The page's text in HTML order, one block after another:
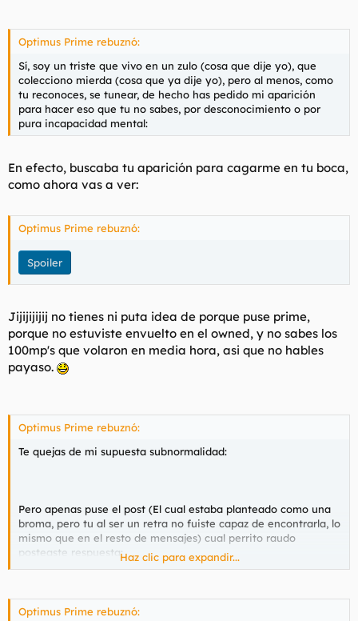
Optimus Prime rebuznó:
Sí, soy un triste que vivo en un zulo (cosa que dije yo), que
colecciono mierda (cosa que ya dije yo), pero al menos, como
tu reconoces, se tunear, de hecho has pedido mi aparición
para hacer eso que tu no sabes, por desconocimiento o por
pura incapacidad mental:
En efecto, buscaba tu aparición para cagarme en tu boca,
como ahora vas a ver:
Optimus Prime rebuznó:
Spoiler
Jijijijijij no tienes ni puta idea de porque puse prime,
porque no estuviste envuelto en el owned, y no sabes los
100mp's que volaron en media hora, asi que no hables
payaso.
Optimus Prime rebuznó:
Te quejas de mi supuesta subnormalidad:
Pero apenas puse el post (El cual estaba planteado como una
broma, pero tu al ser un retra no fuiste capaz de encontrarla, lo
mismo que en el resto de mensajes) cual perrito raudo
posteaste respuesta:Haz clic para expandir...
Optimus Prime rebuznó: